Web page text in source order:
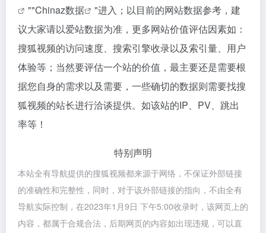
""Chinaz数据
"进入；以目前的网站数据参考，建
议大家请以爱站数据为准，更多网站价值评估因素如：
搜狐视频的访问速度、搜索引擎收录以及索引量、用户
体验等；当然要评估一个站的价值，最主要还是需要根
据您自身的需求以及需要，一些确切的数据则需要找搜
狐视频的站长进行洽谈提供。如该站的IP、PV、跳出
率等！
特别声明
本站全有导航提供的搜狐视频都来源于网络，不保证外部链接
的准确性和完整性，同时，对于该外部链接的指向，不由全有
导航实际控制，在2023年1月9日 下午5:00收录时，该网页上的
内容，都属于合规合法，后期网页的内容如出现违规，可以直